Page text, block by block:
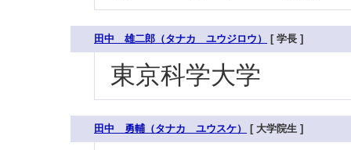
田中 雄二郎（タナカ ユウジロウ） [ 学長 ]
東京科学大学
田中 勇輔（タナカ ユウスケ） [ 大学院生 ]